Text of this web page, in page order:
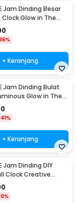
Jam Dinding Besar
Clock Glow in The
- DIY-106
+ Keranjang
Jam Dinding Bulat
Glow in The
41%
+ Keranjang
Jam Dinding DIY
Clock Creative